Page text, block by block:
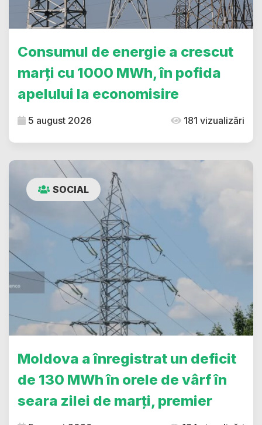
Consumul de energie a crescut
marți cu 1000 MWh, în pofida
apelului la economisire
5 august 2026 181 vizualizări
SOCIAL
Moldova a înregistrat un deficit
de 130 MWh în orele de vârf în
seara zilei de marți, premier